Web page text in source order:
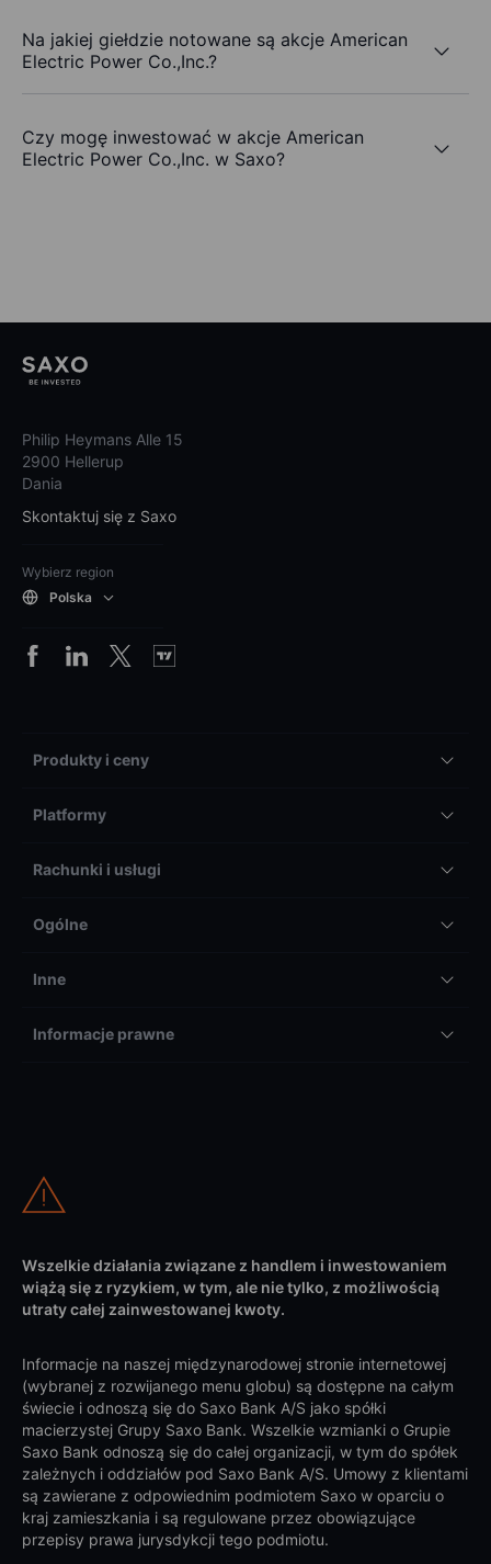
Na jakiej giełdzie notowane są akcje American
Electric Power Co.,Inc.?
Czy mogę inwestować w akcje American
Electric Power Co.,Inc. w Saxo?
Philip Heymans Alle 15
2900 Hellerup
Dania
Skontaktuj się z Saxo
Wybierz region
Polska
Produkty i ceny
Platformy
Rachunki i usługi
Ogólne
Inne
Informacje prawne
Wszelkie działania związane z handlem i inwestowaniem
wiążą się z ryzykiem, w tym, ale nie tylko, z możliwością
utraty całej zainwestowanej kwoty.
Informacje na naszej międzynarodowej stronie internetowej
(wybranej z rozwijanego menu globu) są dostępne na całym
świecie i odnoszą się do Saxo Bank A/S jako spółki
macierzystej Grupy Saxo Bank. Wszelkie wzmianki o Grupie
Saxo Bank odnoszą się do całej organizacji, w tym do spółek
zależnych i oddziałów pod Saxo Bank A/S. Umowy z klientami
są zawierane z odpowiednim podmiotem Saxo w oparciu o
kraj zamieszkania i są regulowane przez obowiązujące
przepisy prawa jurysdykcji tego podmiotu.